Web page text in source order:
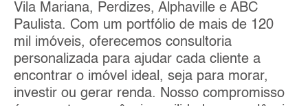
Vila Mariana, Perdizes, Alphaville e ABC
Paulista. Com um portfólio de mais de 120
mil imóveis, oferecemos consultoria
personalizada para ajudar cada cliente a
encontrar o imóvel ideal, seja para morar,
investir ou gerar renda. Nosso compromisso